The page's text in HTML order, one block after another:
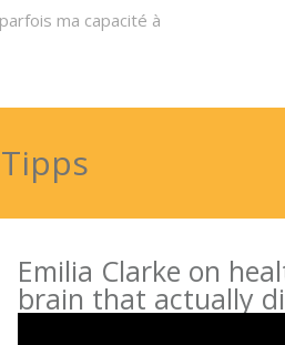
ma capacité à
Emilia Clarke on
brain that actually